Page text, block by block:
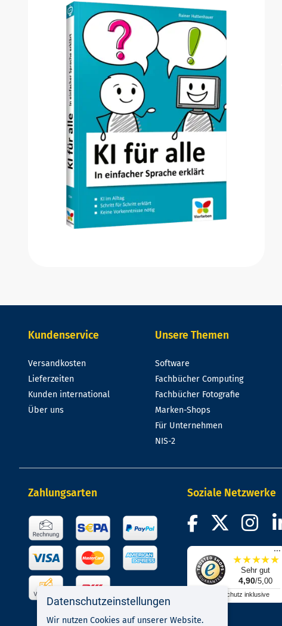
Kundenservice
Versandkosten
Lieferzeiten
Kunden international
Über uns
Unsere Themen
Software
Fachbücher Computing
Fachbücher Fotografie
Marken-Shops
Für Unternehmen
NIS-2
Zahlungsarten Soziale Netzwerke
...
★★★★★
Sehr gut
4,90/5,00
Käuferschutz inklusive
Datenschutzeinstellungen
Wir nutzen Cookies auf unserer Website.